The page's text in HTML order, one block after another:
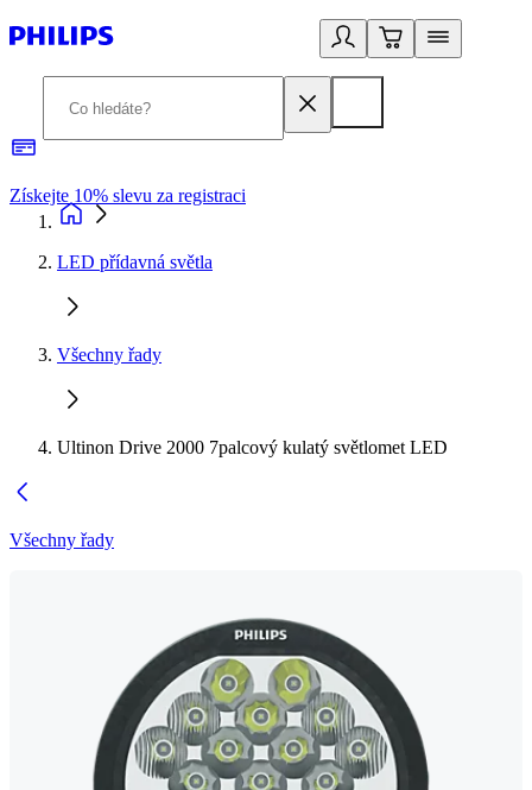
Získejte 10% slevu za registraci
LED přídavná světla
Všechny řady
Ultinon Drive 2000 7palcový kulatý světlomet LED
Všechny řady